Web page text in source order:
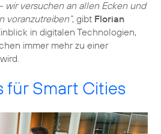
wir versuchen an allen Ecken und
voranzutreiben“, gibt Florian
in digitalen Technologien,
immer mehr zu einer
wird.
für Smart Cities